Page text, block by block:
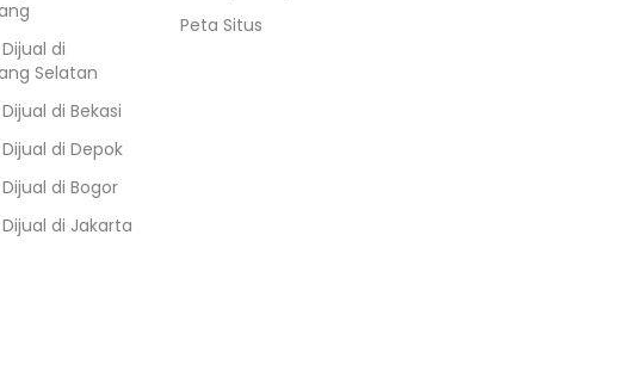
di
Selatan
di Bekasi
di Depok
di Bogor
di Jakarta
Peta Situs